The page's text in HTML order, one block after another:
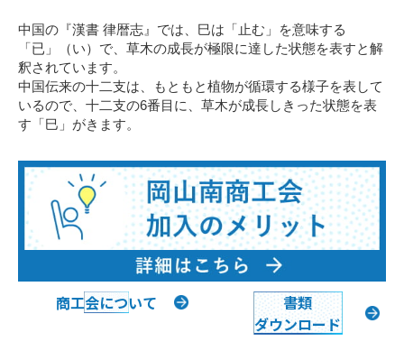
中国の『漢書 律暦志』では、巳は「止む」を意味する
「已」（い）で、草木の成長が極限に達した状態を表すと解
釈されています。
中国伝来の十二支は、もともと植物が循環する様子を表して
いるので、十二支の6番目に、草木が成長しきった状態を表
す「巳」がきます。
商工会について
書類
ダウンロード